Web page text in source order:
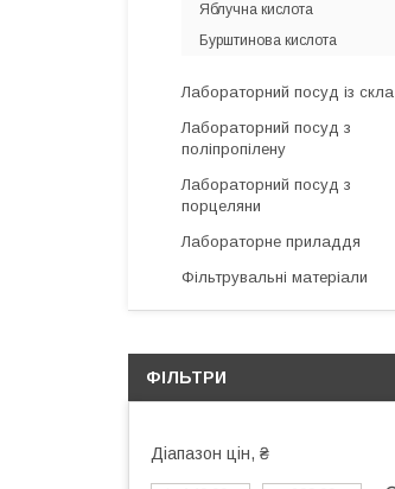
Яблучна кислота
Бурштинова кислота
Лабораторний посуд із скла
Лабораторний посуд з
поліпропілену
Лабораторний посуд з
порцеляни
Лабораторне приладдя
Фільтрувальні матеріали
ФІЛЬТРИ
Діапазон цін, ₴